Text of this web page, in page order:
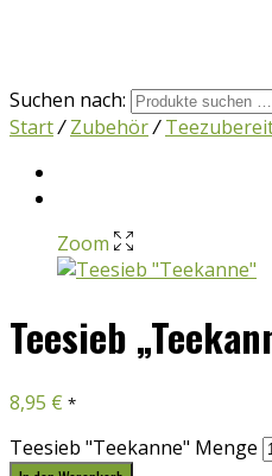
Suchen nach:
Start/ Zubehör/
Zoom
Teesieb
8,95 € *
Teesieb "Teekanne" Menge